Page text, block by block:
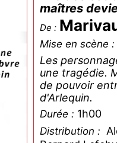
maîtres
De :
Mise en scène :
Les
une tragédie.
de pouvoir
d'Arlequin.
Durée : 1h00
Distribution :